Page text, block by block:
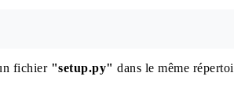
fichier "setup.py" dans le même